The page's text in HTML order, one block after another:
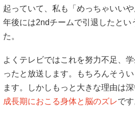
起っていて、私も「めっちゃいい
年後には2ndチームで引退したとい
た。
よくテレビではこれを努力不足、
ったと放送します。もちろんそう
ます。しかしもっと大きな理由は
成長期におこる身体と脳のズレです